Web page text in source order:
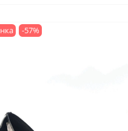
-57%